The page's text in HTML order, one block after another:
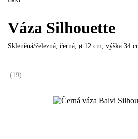
Váza Silhouette
Skleněná/železná, černá, ø 12 cm, výška 34
(19)